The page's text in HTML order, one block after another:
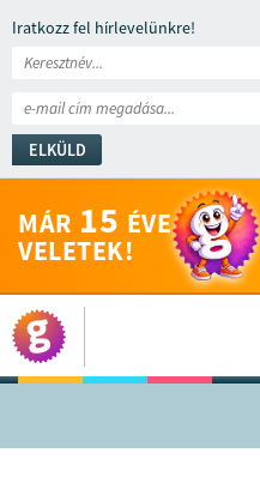
Iratkozz fel hírlevelünkre!
ELKÜLD
MÁR 15 ÉVE
VELETEK!